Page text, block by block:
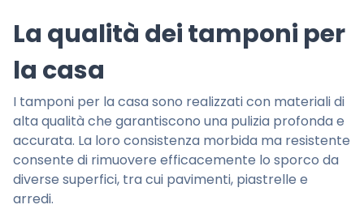
La qualità dei tamponi per
la casa
I tamponi per la casa sono realizzati con materiali di
alta qualità che garantiscono una pulizia profonda e
accurata. La loro consistenza morbida ma resistente
consente di rimuovere efficacemente lo sporco da
diverse superfici, tra cui pavimenti, piastrelle e
arredi.